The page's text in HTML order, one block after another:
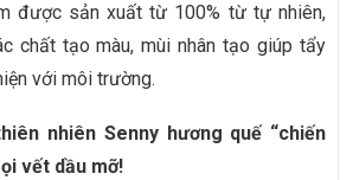
được sản xuất từ 100% từ tự nhiên,
chất tạo màu, mùi nhân tạo giúp tẩy
với môi trường.
nhiên Senny hương quế “chiến
vết dầu mỡ!